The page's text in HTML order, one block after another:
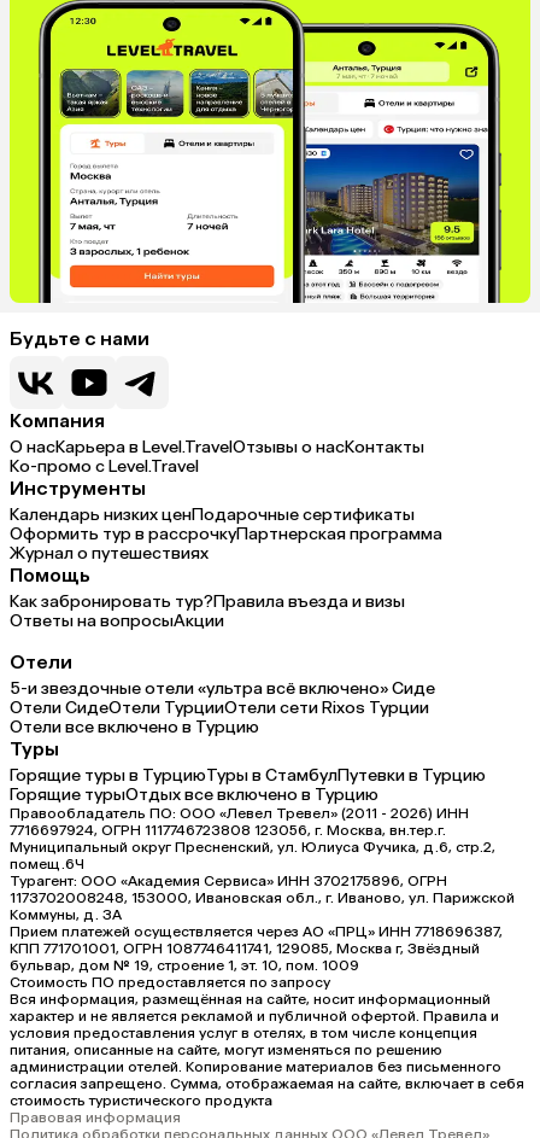
Будьте с нами
Компания
О насКарьера в Level.TravelОтзывы о насКонтакты
Ко-промо с Level.Travel
Инструменты
Календарь низких ценПодарочные сертификаты
Оформить тур в рассрочкуПартнерская программа
Журнал о путешествиях
Помощь
Как забронировать тур?Правила въезда и визы
Ответы на вопросыАкции
Отели
5-и звездочные отели «ультра всё включено» Сиде
Отели СидеОтели ТурцииОтели сети Rixos Турции
Отели все включено в Турцию
Туры
Горящие туры в ТурциюТуры в СтамбулПутевки в Турцию
Горящие турыОтдых все включено в Турцию
Правообладатель ПО: ООО «Левел Тревел» (2011 - 2026) ИНН
7716697924, ОГРН 1117746723808 123056, г. Москва, вн.тер.г.
Муниципальный округ Пресненский, ул. Юлиуса Фучика, д.6, стр.2,
помещ.6Ч
Турагент: ООО «Академия Сервиса» ИНН 3702175896, ОГРН
1173702008248, 153000, Ивановская обл., г. Иваново, ул. Парижской
Коммуны, д. ЗА
Прием платежей осуществляется через АО «ПРЦ» ИНН 7718696387,
КПП 771701001, ОГРН 1087746411741, 129085, Москва г, Звёздный
бульвар, дом № 19, строение 1, эт. 10, пом. 1009
Стоимость ПО предоставляется по запросу
Вся информация, размещённая на сайте, носит информационный
характер и не является рекламой и публичной офертой. Правила и
условия предоставления услуг в отелях, в том числе концепция
питания, описанные на сайте, могут изменяться по решению
администрации отелей. Копирование материалов без письменного
согласия запрещено. Сумма, отображаемая на сайте, включает в себя
стоимость туристического продукта
Правовая информация
Политика обработки персональных данных ООО «Левел Тревел»